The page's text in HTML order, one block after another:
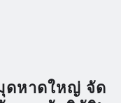
ดหาดใหญ่ จัด